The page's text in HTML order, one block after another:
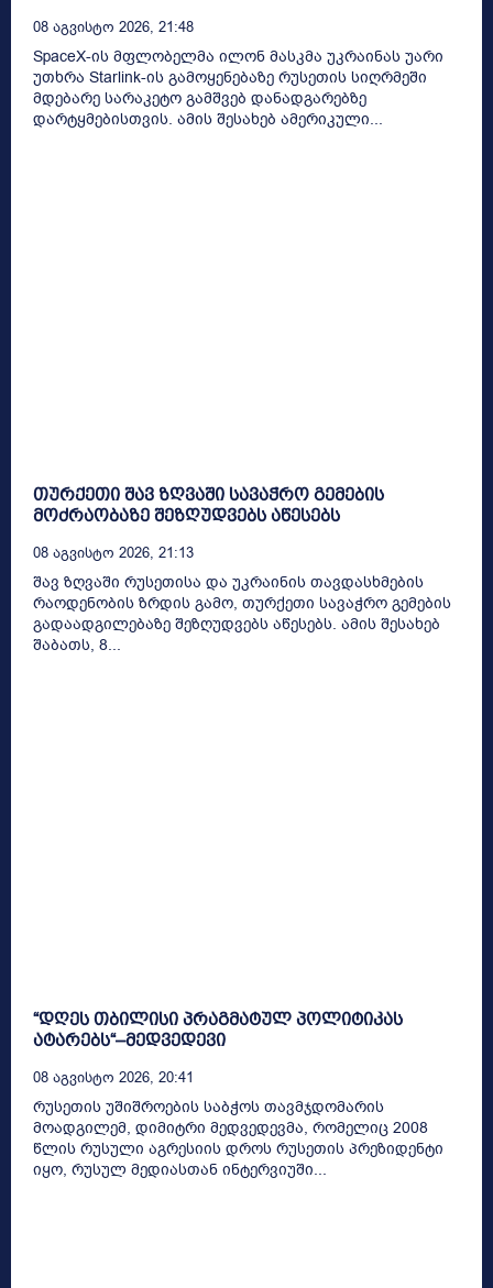
08 Აგვისტო 2026, 21:48
SpaceX-ის მფლობელმა ილონ მასკმა უკრაინას უარი
უთხრა Starlink-ის გამოყენებაზე რუსეთის სიღრმეში
მდებარე სარაკეტო გამშვებ დანადგარებზე
დარტყმებისთვის. ამის შესახებ ამერიკული...
თურქეთი შავ ზღვაში სავაჭრო გემების
მოძრაობაზე შეზღუდვებს აწესებს
08 Აგვისტო 2026, 21:13
შავ ზღვაში რუსეთისა და უკრაინის თავდასხმების
რაოდენობის ზრდის გამო, თურქეთი სავაჭრო გემების
გადაადგილებაზე შეზღუდვებს აწესებს. ამის შესახებ
შაბათს, 8...
“დღეს თბილისი პრაგმატულ პოლიტიკას
ატარებს“–მედვედევი
08 Აგვისტო 2026, 20:41
რუსეთის უშიშროების საბჭოს თავმჯდომარის
მოადგილემ, დიმიტრი მედვედევმა, რომელიც 2008
წლის რუსული აგრესიის დროს რუსეთის პრეზიდენტი
იყო, რუსულ მედიასთან ინტერვიუში...